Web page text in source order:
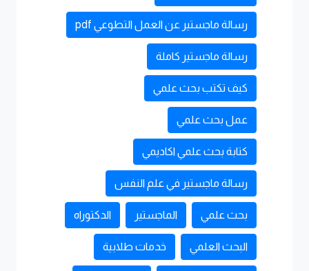
رسالة ماجستير عن العمل التطوعي pdf
رسالة ماجستير كاملة
كيف تكتب بحث علمي
عمل بحث علمي
كتابة بحث علمي اكاديمي
رسالة ماجستير في علم النفس
بحث علمي الماجستير الدكتوراه
البحث العلمي خدمات طلابية